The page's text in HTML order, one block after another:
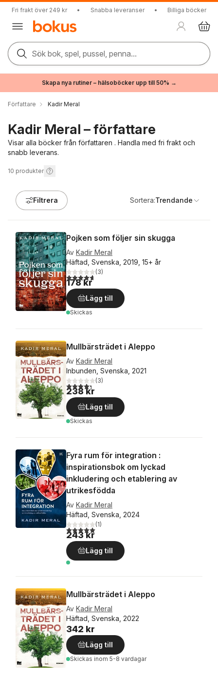
Fri frakt över 249 kr • Snabba leveranser • Billiga böcker
Sök bok, spel, pussel, penna...
Skapa nya rutiner – hälsoböcker upp till 50% →
Författare Kadir Meral
Kadir Meral – författare
Visar alla böcker från författaren . Handla med fri frakt och
snabb leverans.
10 produkter
Filtrera Sortera:Trendande
Pojken som följer sin skugga
Av Kadir Meral
Häftad, Svenska, 2019, 15+ år
4,7utav 5 stjärnor. Totalt antal röster:
(3)
178 kr
Lägg till
Skickas
Mullbärsträdet i Aleppo
Av Kadir Meral
Inbunden, Svenska, 2021
4,3utav 5 stjärnor. Totalt antal röster:
(3)
238 kr
Lägg till
Skickas
Fyra rum för integration :
inspirationsbok om lyckad
inkludering och etablering av
utrikesfödda
Av Kadir Meral
Häftad, Svenska, 2024
5,0utav 5 stjärnor. Totalt antal röster:
(1)
243 kr
Lägg till
Mullbärsträdet i Aleppo
Av Kadir Meral
Häftad, Svenska, 2022
342 kr
Lägg till
Skickas inom 5-8 vardagar